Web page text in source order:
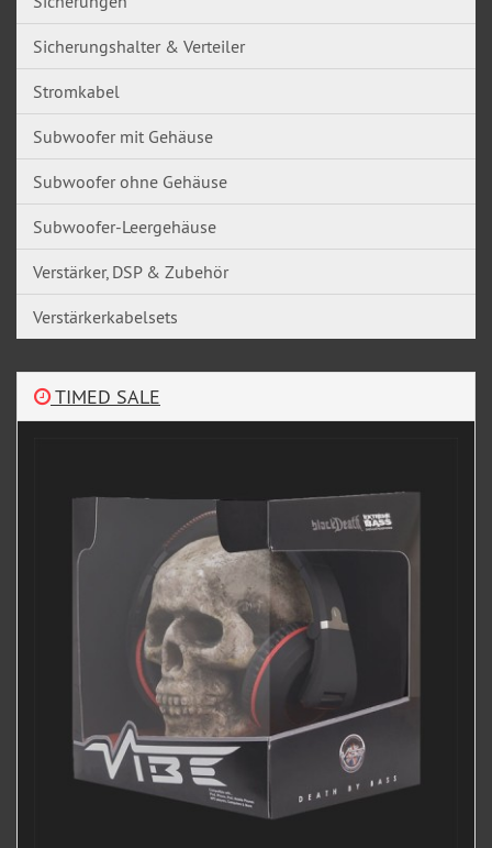
Sicherungshalter & Verteiler
Stromkabel
Subwoofer mit Gehäuse
Subwoofer ohne Gehäuse
Subwoofer-Leergehäuse
Verstärker, DSP & Zubehör
Verstärkerkabelsets
TIMED SALE